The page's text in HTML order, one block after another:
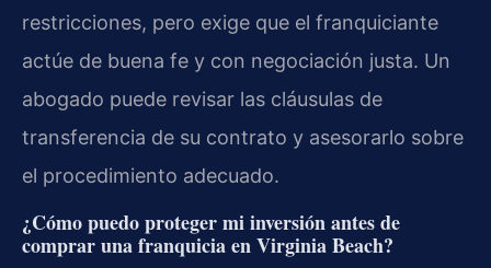
restricciones, pero exige que el franquiciante
actúe de buena fe y con negociación justa. Un
abogado puede revisar las cláusulas de
transferencia de su contrato y asesorarlo sobre
el procedimiento adecuado.
¿Cómo puedo proteger mi inversión antes de
comprar una franquicia en Virginia Beach?